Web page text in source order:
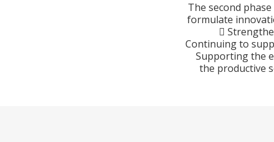
The second
formulate

Continuing to
Supporting the
the productive